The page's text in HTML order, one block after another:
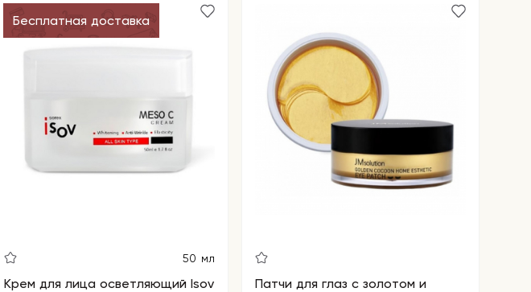
Бесплатная доставка
50 мл
Крем для лица осветляющий Isov
Патчи для глаз с золотом и